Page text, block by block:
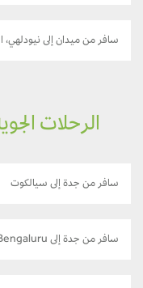
سافر من ميدان إلى نيودلهي،
الرحلات
سافر من جدة إلى سيالكوت
سافر من جدة إلى Bengaluru